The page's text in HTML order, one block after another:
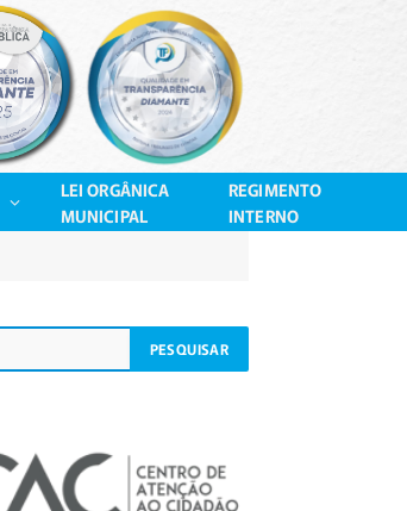
LEI ORGÂNICA
MUNICIPAL
REGIMENTO
INTERNO